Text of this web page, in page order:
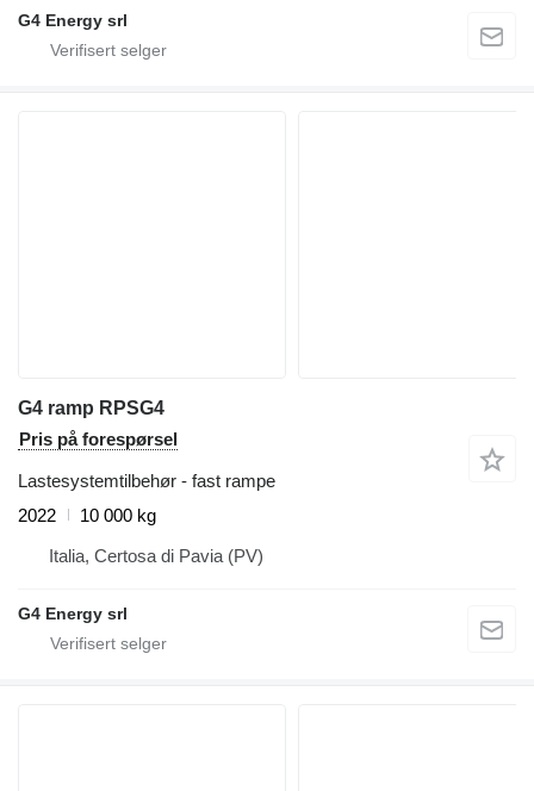
G4 Energy srl
G4 ramp RPSG4
Pris på forespørsel
Lastesystemtilbehør - fast rampe
2022
10 000 kg
Italia, Certosa di Pavia (PV)
G4 Energy srl